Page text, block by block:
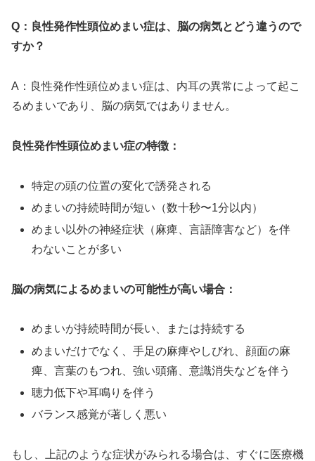
Q：良性発作性頭位めまい症は、脳の病気とどう違うので
すか？
A：良性発作性頭位めまい症は、内耳の異常によって起こ
るめまいであり、脳の病気ではありません。
良性発作性頭位めまい症の特徴：
特定の頭の位置の変化で誘発される
めまいの持続時間が短い（数十秒〜1分以内）
めまい以外の神経症状（麻痺、言語障害など）を伴
わないことが多い
脳の病気によるめまいの可能性が高い場合：
めまいが持続時間が長い、または持続する
めまいだけでなく、手足の麻痺やしびれ、顔面の麻
痺、言葉のもつれ、強い頭痛、意識消失などを伴う
聴力低下や耳鳴りを伴う
バランス感覚が著しく悪い
もし、上記のような症状がみられる場合は、すぐに医療機